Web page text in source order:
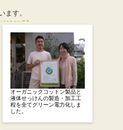
ます。
オーガニックコットン製品と
液体せっけんの製造・加工工
程を全てグリーン電力化しま
した。